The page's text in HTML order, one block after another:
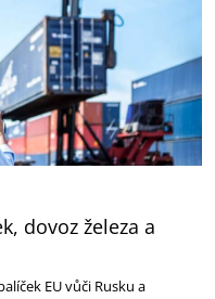
dovoz železa a
EU vůči Rusku a